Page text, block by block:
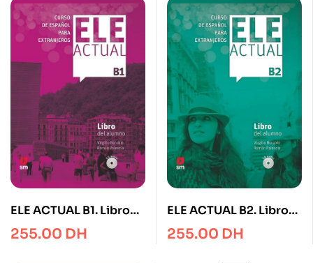
ELE ACTUAL B1. Libro
del alumno
255.00 DH
ELE ACTUAL B2. Libro
del alumno
255.00 DH